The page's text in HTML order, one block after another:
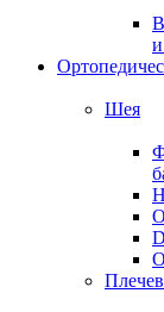
Шея